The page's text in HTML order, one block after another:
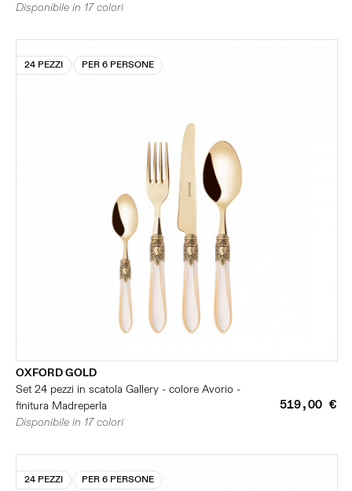
Disponibile in 17 colori
24 PEZZI PER 6 PERSONE
OXFORD GOLD
Set 24 pezzi in scatola Gallery - colore Avorio -
finitura Madreperla
519,00 €
Disponibile in 17 colori
24 PEZZI PER 6 PERSONE